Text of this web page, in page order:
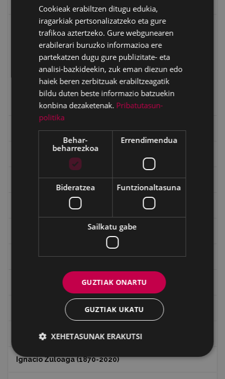
Eibarko baserriak
Aginaga ballaria
Arrate baillaria
Gorosta baillaria
Kinarra baillaria
Mandiola baillaria
Eibartarren ahotan
Gerra Zibilaren Interpretazio Zentroa
Gerrako umeak
Historia
Ignacio Zuloaga (1870-2020)
Cookieak erabiltzen ditugu edukia,
iragarkiak pertsonalizatzeko eta gure
trafikoa aztertzeko. Gure webgunearen
erabilerari buruzko informazioa ere
partekatzen dugu gure publizitate- eta
analisi-bazkideekin, zuk eman diezun edo
haiek beren zerbitzuak erabiltzeagatik
bildu duten beste informazio batzuekin
konbina dezaketenak. Pribatutasun-
politika
Behar-
beharrezkoa
Errendimendua
Bideratzea Funtzionaltasuna
Sailkatu gabe
GUZTIAK ONARTU
GUZTIAK UKATU
XEHETASUNAK ERAKUTSI